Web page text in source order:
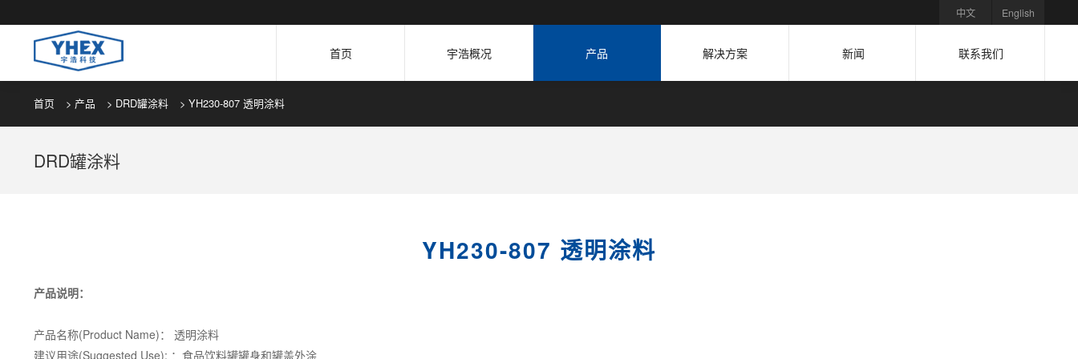
中文 English
首页 宇浩概况 产品 解决方案 新闻 联系我们
首页 > 产品 > DRD罐涂料 > YH230-807 透明涂料
DRD罐涂料
YH230-807 透明涂料
产品说明：
产品名称(Product Name)： 透明涂料
建议用途(Suggested Use): ：食品饮料罐罐身和罐盖外涂